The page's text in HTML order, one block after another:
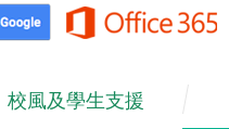
校風及學生支援